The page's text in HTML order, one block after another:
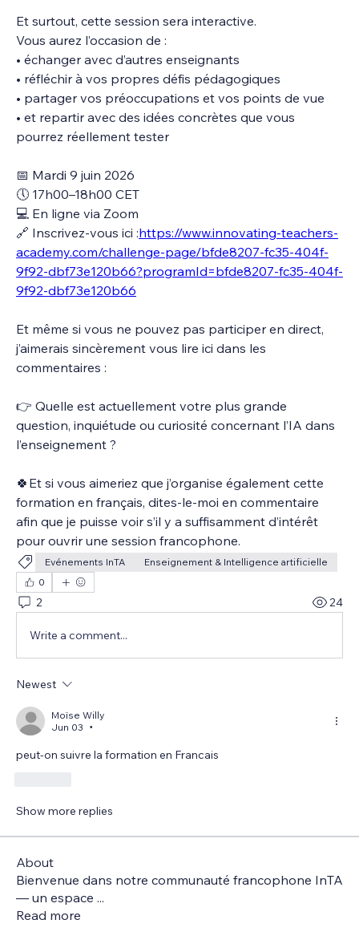
Et surtout, cette session sera interactive.
Vous aurez l’occasion de :
• échanger avec d’autres enseignants
• réfléchir à vos propres défis pédagogiques
• partager vos préoccupations et vos points de vue
• et repartir avec des idées concrètes que vous
pourrez réellement tester
📅 Mardi 9 juin 2026
🕔 17h00–18h00 CET
💻 En ligne via Zoom
🔗 Inscrivez-vous ici :https://www.innovating-teachers-
academy.com/challenge-page/bfde8207-fc35-404f-
9f92-dbf73e120b66?programId=bfde8207-fc35-404f-
9f92-dbf73e120b66
Et même si vous ne pouvez pas participer en direct,
j’aimerais sincèrement vous lire ici dans les
commentaires :
👉 Quelle est actuellement votre plus grande
question, inquiétude ou curiosité concernant l’IA dans
l’enseignement ?
🍀Et si vous aimeriez que j’organise également cette
formation en français, dites-le-moi en commentaire
afin que je puisse voir s’il y a suffisamment d’intérêt
pour ouvrir une session francophone.
Evénements InTA
Enseignement & Intelligence artificielle
0
2 24
Write a comment...
Newest
Moïse Willy
Jun 03
•
peut-on suivre la formation en Francais
Show more replies
About
Bienvenue dans notre communauté francophone InTA
— un espace ...
Read more